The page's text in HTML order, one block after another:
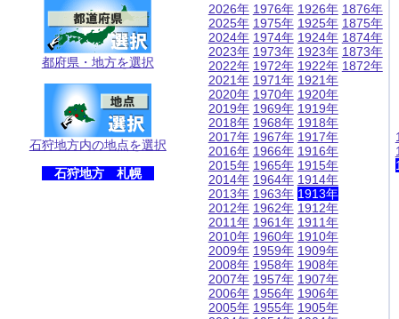
都府県・地方を選択
石狩地方内の地点を選択
石狩地方 札幌
2026年
2025年
2024年
2023年
2022年
2021年
2020年
2019年
2018年
2017年
2016年
2015年
2014年
2013年
2012年
2011年
2010年
2009年
2008年
2007年
2006年
2005年
1976年
1975年
1974年
1973年
1972年
1971年
1970年
1969年
1968年
1967年
1966年
1965年
1964年
1963年
1962年
1961年
1960年
1959年
1958年
1957年
1956年
1955年
1926年
1925年
1924年
1923年
1922年
1921年
1920年
1919年
1918年
1917年
1916年
1915年
1914年
1913年
1912年
1911年
1910年
1909年
1908年
1907年
1906年
1905年
1876年
1875年
1874年
1873年
1872年